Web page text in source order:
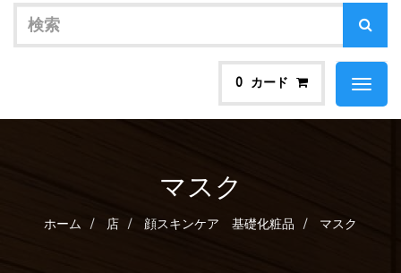
0 カード
Toggle
マスク
ホーム 店 顔スキンケア 基礎化粧品 マスク